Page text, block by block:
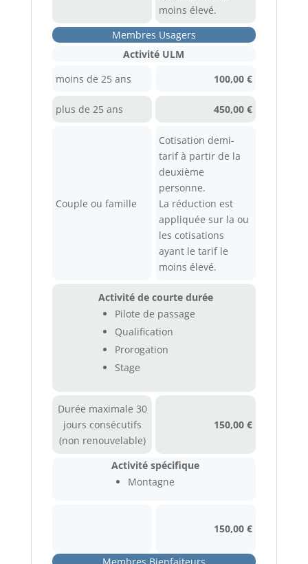
moins élevé.
Membres Usagers
Activité ULM
moins de 25 ans
100,00 €
plus de 25 ans 450,00 €
Couple ou famille
Cotisation demi-
tarif à partir de la
deuxième
personne.
La réduction est
appliquée sur la ou
les cotisations
ayant le tarif le
moins élevé.
Activité de courte durée
Pilote de passage
Qualification
Prorogation
Stage
Durée maximale 30
jours consécutifs
(non renouvelable)
150,00 €
Activité spécifique
Montagne
150,00 €
Membres Bienfaiteurs